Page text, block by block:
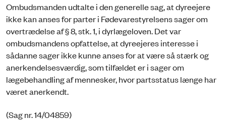
Ombudsmanden udtalte i den generelle sag, at dyreejere
ikke kan anses for parter i Fødevarestyrelsens sager om
overtrædelse af § 8, stk. 1, i dyrlægeloven. Det var
ombudsmandens opfattelse, at dyreejeres interesse i
sådanne sager ikke kunne anses for at være så stærk og
anerkendelsesværdig, som tilfældet er i sager om
lægebehandling af mennesker, hvor partsstatus længe har
været anerkendt.
(Sag nr. 14/04859)